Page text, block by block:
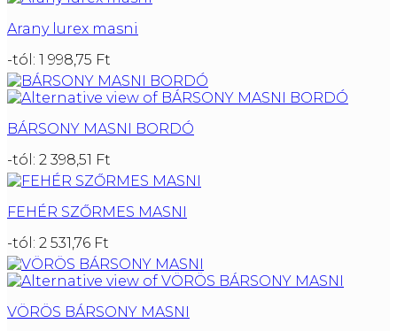
Arany lurex masni
-tól: 1 998,75 Ft
BÁRSONY MASNI BORDÓ
-tól: 2 398,51 Ft
FEHÉR SZŐRMES MASNI
-tól: 2 531,76 Ft
VÖRÖS BÁRSONY MASNI